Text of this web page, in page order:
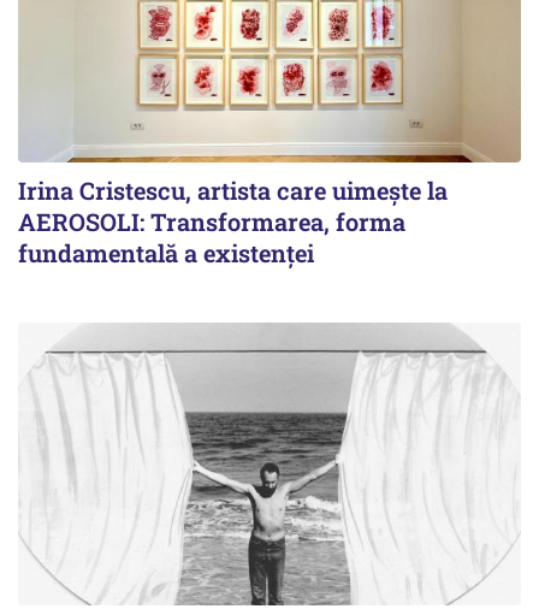
Irina Cristescu, artista care uimește la
AEROSOLI: Transformarea, forma
fundamentală a existenței